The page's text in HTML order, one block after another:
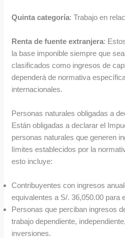
Quinta categoría: Trabajo en
Renta de fuente extranjera:
la base imponible siempre que
clasificados como ingresos de
dependerá de normativa
internacionales.
Personas naturales obligadas a
Están obligadas a declarar el
personas naturales que generen
límites establecidos por la
esto incluye:
Contribuyentes con ingresos
equivalentes a S/. 36,050.00 para
Personas que perciban ingresos
trabajo dependiente,
inversiones.